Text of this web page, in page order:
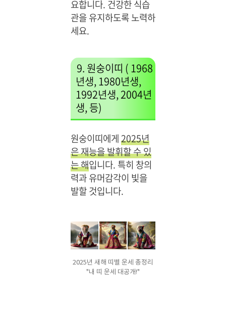
요합니다. 건강한 식습
관을 유지하도록 노력하
세요.
9. 원숭이띠 ( 1968
년생, 1980년생,
1992년생, 2004년
생, 등)
원숭이띠에게2025년
은 재능을 발휘할 수 있
는 해입니다. 특히 창의
력과 유머감각이 빛을
발할 것입니다.
2025년 새해 띠별 운세 총정리
"내 띠 운세 대공개!"